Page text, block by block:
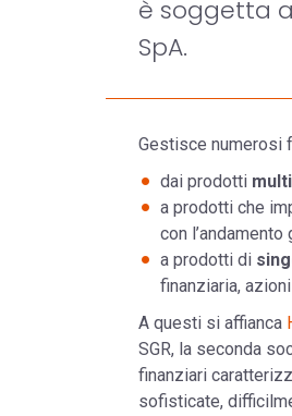
è soggetta
SpA.
Gestisce numerosi
dai prodotti
a prodotti che
con
a prodotti di
finanziaria,
A questi si affianca
SGR, la seconda
finanziari
sofisticate,